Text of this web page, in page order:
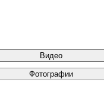
Видео
Фотографии